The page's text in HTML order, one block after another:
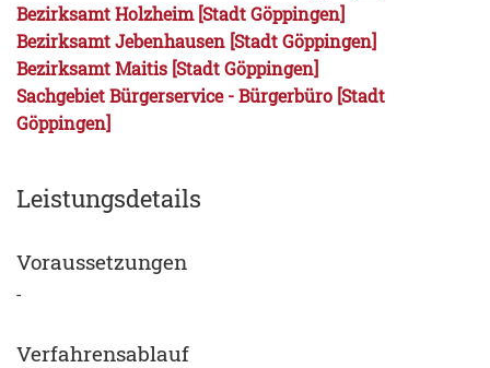
Bezirksamt Holzheim [Stadt Göppingen]
Bezirksamt Jebenhausen [Stadt Göppingen]
Bezirksamt Maitis [Stadt Göppingen]
Sachgebiet Bürgerservice - Bürgerbüro [Stadt
Göppingen]
Leistungsdetails
Voraussetzungen
-
Verfahrensablauf